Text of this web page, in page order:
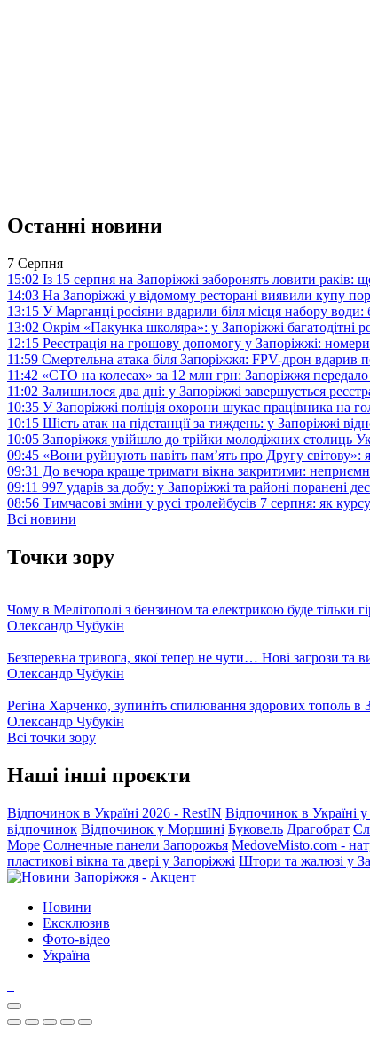
Останні новини
7 Серпня
15:02 Із 15 серпня на Запоріжжі заборонять ловити раків:
14:03 На Запоріжжі у відомому ресторані виявили купу
13:15 У Марганці росіяни вдарили біля місця набору води:
13:02 Окрім «Пакунка школяра»: у Запоріжжі
12:15 Реєстрація на грошову допомогу у Запоріжжі:
11:59 Смертельна атака біля Запоріжжя: FPV-дрон вдарив
11:42 «СТО на колесах» за 12 млн грн: Запоріжжя
11:02 Залишилося два дні: у Запоріжжі завершується
10:35 У Запоріжжі поліція охорони шукає працівника на
10:15 Шість атак на підстанції за тиждень: у Запоріжжі
10:05 Запоріжжя увійшло до трійки молодіжних столиць
09:45 «Вони руйнують навіть пам’ять про Другу світову»:
09:31 До вечора краще тримати вікна закритими:
09:11 997 ударів за добу: у Запоріжжі та районі поранені
08:56 Тимчасові зміни у русі тролейбусів 7 серпня: як
Всі новини
Точки зору
Чому в Мелітополі з бензином та електрикою буде тільки
Олександр Чубукін
Безперевна тривога, якої тепер не чути… Нові загрози та
Олександр Чубукін
Регіна Харченко, зупиніть спилювання здорових тополь в
Олександр Чубукін
Всі точки зору
Наші інші проєкти
Відпочинок в Україні 2026 - RestIN Відпочинок в Україні
відпочинок Відпочинок у Моршині Буковель Драгобрат
Море Солнечные панели Запорожья MedoveMisto.com -
пластикові вікна та двері у Запоріжжі Штори та жалюзі у
Новини
Ексклюзив
Фото-відео
Україна